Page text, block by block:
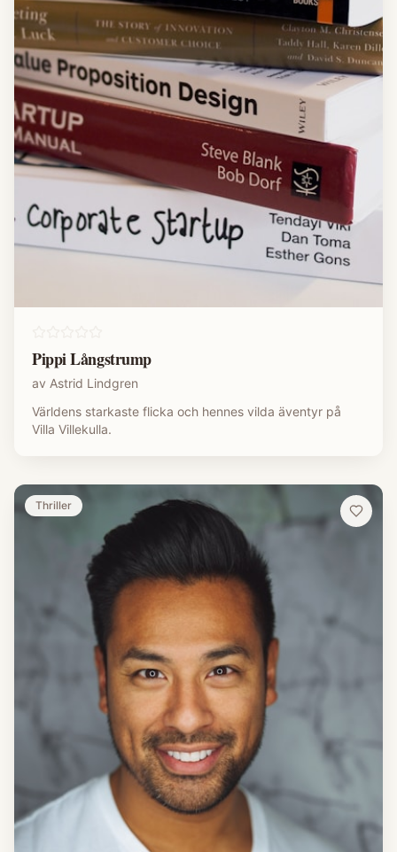
Pippi Långstrump
av Astrid Lindgren
Världens starkaste flicka och hennes vilda äventyr på
Villa Villekulla.
Thriller